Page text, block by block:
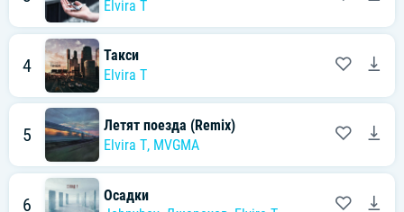
Elvira T
4
Такси
Elvira T
5
Летят поезда (Remix)
Elvira T, MVGMA
6
Осадки